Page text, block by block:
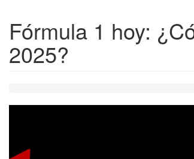
Fórmula 1 hoy:
2025?